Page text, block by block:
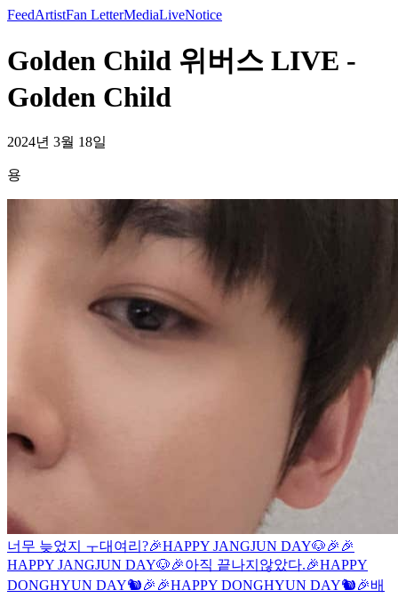
FeedArtistFan LetterMediaLiveNotice
Golden Child 위버스 LIVE -
Golden Child
2024년 3월 18일
용
너무 늦었지 ㅜ대여리?🎉HAPPY JANGJUN DAY🐶🎉 🎉
HAPPY JANGJUN DAY🐶🎉아직 끝나지않았다.🎉HAPPY
DONGHYUN DAY🐿🎉 🎉HAPPY DONGHYUN DAY🐿🎉배